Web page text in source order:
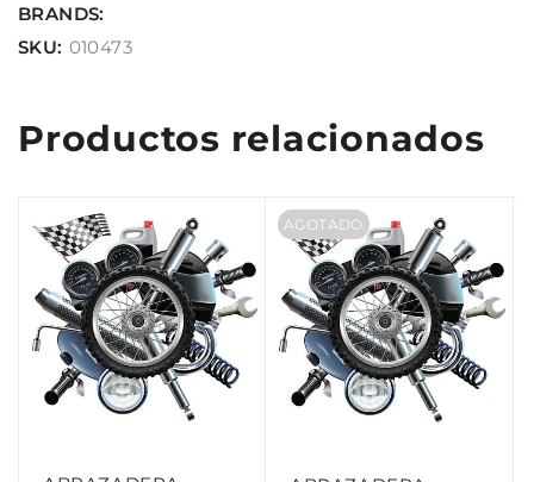
BRANDS:
SKU: 010473
Productos relacionados
AGOTADO